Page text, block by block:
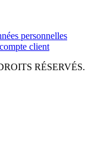
personnelles
client